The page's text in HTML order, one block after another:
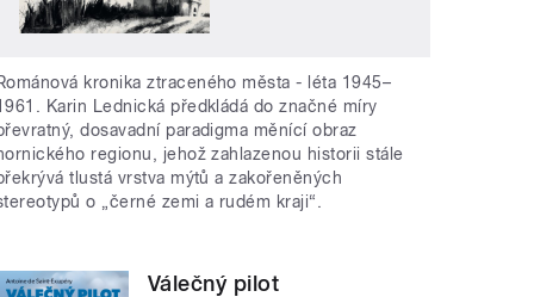
kronika ztraceného města - léta 1945–
Karin Lednická předkládá do značné míry
dosavadní paradigma měnící obraz
regionu, jehož zahlazenou historii stále
tlustá vrstva mýtů a zakořeněných
o „černé zemi a rudém kraji“.
Válečný pilot